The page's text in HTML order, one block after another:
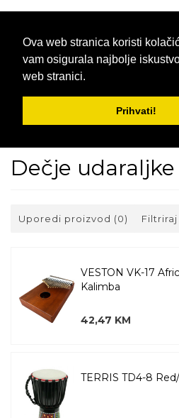
Ova web stranica koristi
vam osigurala najbolje
web stranici.
Prihvati!
Menu
Dečje udaraljke
Uporedi proizvod (0) Filtriraj
VESTON VK-17
Kalimba
42,47 KM
TERRIS TD4-8